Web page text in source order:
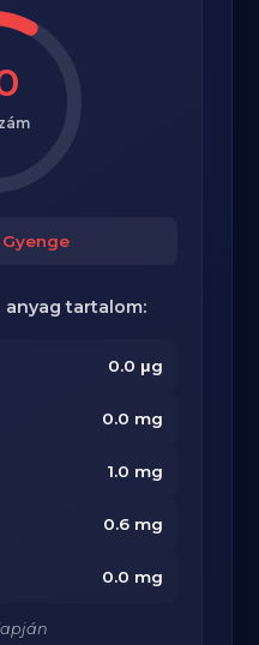
anyag tartalom:
0.0 μg
0.0 mg
1.0 mg
0.6 mg
0.0 mg